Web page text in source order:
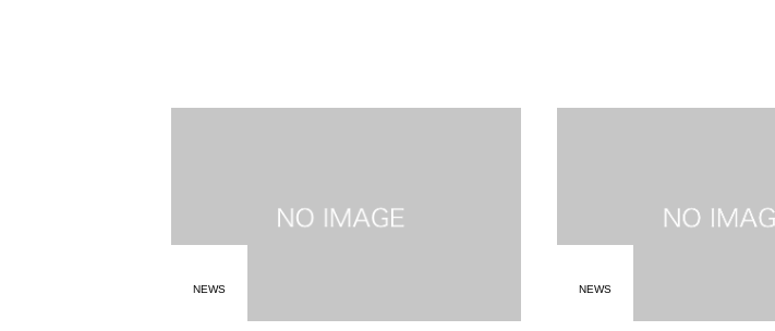
NEWS NEWS